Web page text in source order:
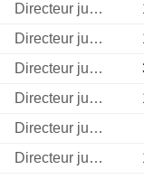
Directeur juridique
Directeur juridique
Directeur juridique
Directeur juridique
Directeur juridique
Directeur juridique